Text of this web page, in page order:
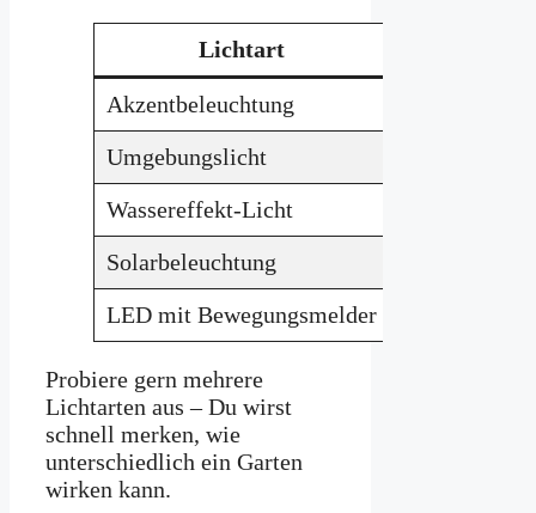
Lichtart
Akzentbeleuchtung
Umgebungslicht
Wassereffekt-Licht
Solarbeleuchtung
LED mit Bewegungsmelder
Probiere gern mehrere
Lichtarten aus – Du wirst
schnell merken, wie
unterschiedlich ein Garten
wirken kann.